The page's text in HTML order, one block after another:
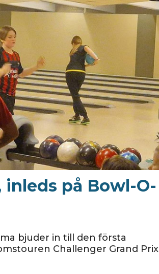
inleds på Bowl-O-
bjuder in till den första
Challenger Grand Prix